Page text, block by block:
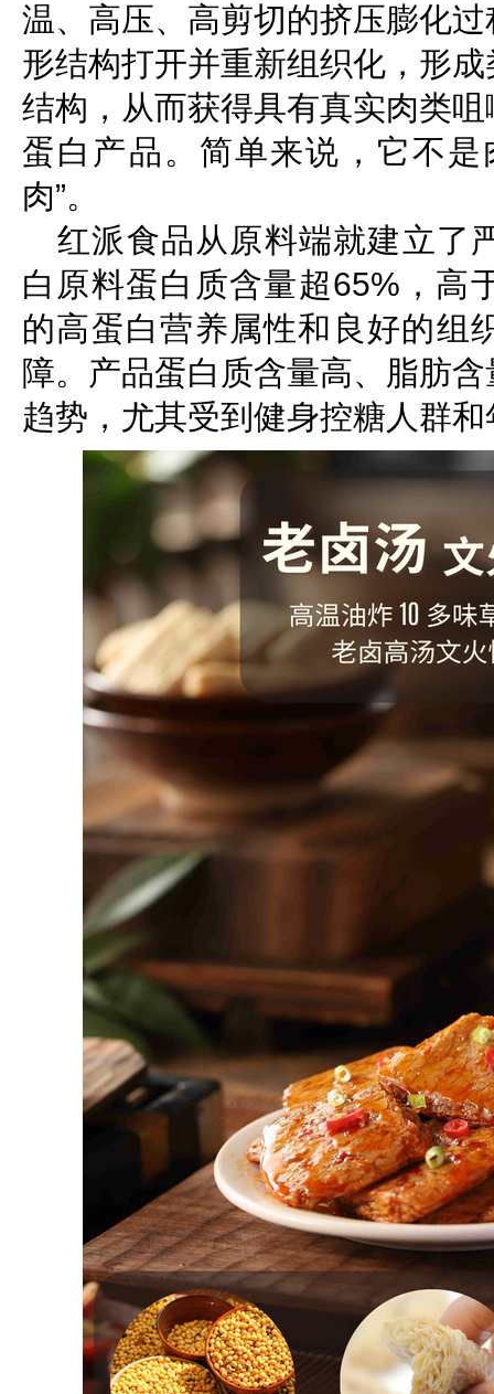
温、高压、高剪切的挤压膨化
形结构打开并重新组织化，形
结构，从而获得具有真实肉类
蛋白产品。简单来说，它不
肉”。
红派食品从原料端就建立了
白原料蛋白质含量超65%，高
的高蛋白营养属性和良好的组
障。产品蛋白质含量高、脂肪
趋势，尤其受到健身控糖人群